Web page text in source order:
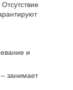
Отсутствие
и
– занимает